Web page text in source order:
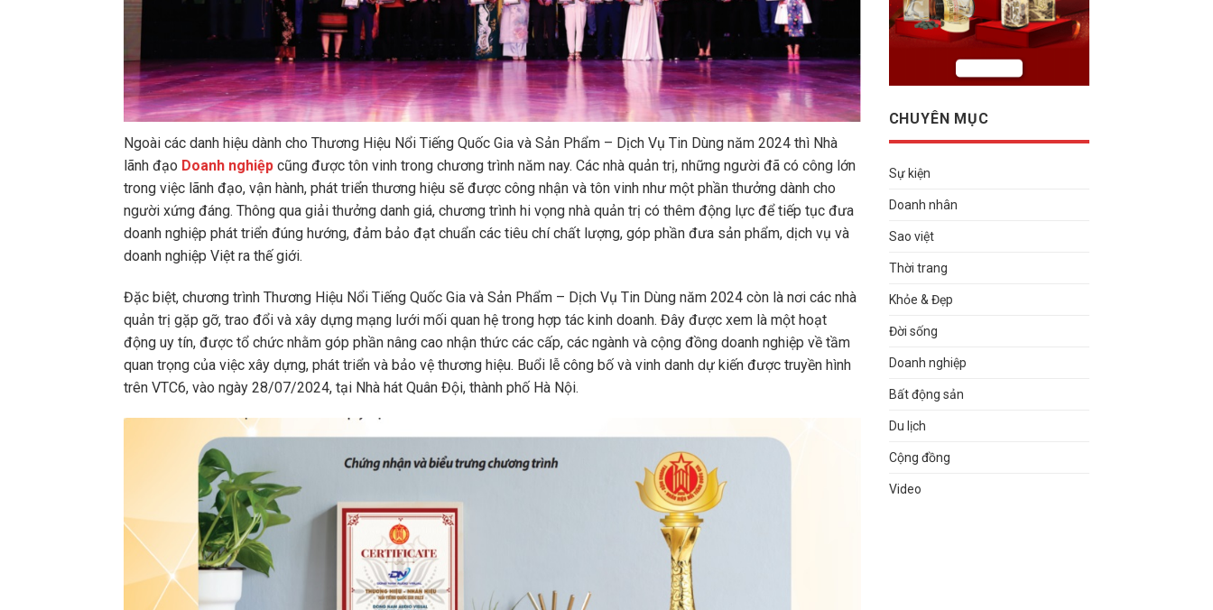
Ngoài các danh hiệu dành cho Thương Hiệu Nổi Tiếng Quốc Gia và Sản Phẩm – Dịch Vụ Tin Dùng năm 2024 thì Nhà
lãnh đạo Doanh nghiệp cũng được tôn vinh trong chương trình năm nay. Các nhà quản trị, những người đã có công lớn
trong việc lãnh đạo, vận hành, phát triển thương hiệu sẽ được công nhận và tôn vinh như một phần thưởng dành cho
người xứng đáng. Thông qua giải thưởng danh giá, chương trình hi vọng nhà quản trị có thêm động lực để tiếp tục đưa
doanh nghiệp phát triển đúng hướng, đảm bảo đạt chuẩn các tiêu chí chất lượng, góp phần đưa sản phẩm, dịch vụ và
doanh nghiệp Việt ra thế giới.
Đặc biệt, chương trình Thương Hiệu Nổi Tiếng Quốc Gia và Sản Phẩm – Dịch Vụ Tin Dùng năm 2024 còn là nơi các nhà
quản trị gặp gỡ, trao đổi và xây dựng mạng lưới mối quan hệ trong hợp tác kinh doanh. Đây được xem là một hoạt
động uy tín, được tổ chức nhằm góp phần nâng cao nhận thức các cấp, các ngành và cộng đồng doanh nghiệp về tầm
quan trọng của việc xây dựng, phát triển và bảo vệ thương hiệu. Buổi lễ công bố và vinh danh dự kiến được truyền hình
trên VTC6, vào ngày 28/07/2024, tại Nhà hát Quân Đội, thành phố Hà Nội.
CHUYÊN MỤC
Sự kiện
Doanh nhân
Sao việt
Thời trang
Khỏe & Đẹp
Đời sống
Doanh nghiệp
Bất động sản
Du lịch
Cộng đồng
Video